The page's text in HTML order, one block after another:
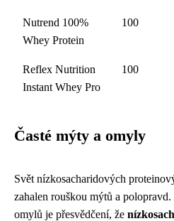
Nutrend 100%
Whey Protein
100
Reflex Nutrition
Instant Whey Pro
100
Časté mýty a omyly
Svět nízkosacharidových
zahalen rouškou mýtů a
omylů je přesvědčení, že